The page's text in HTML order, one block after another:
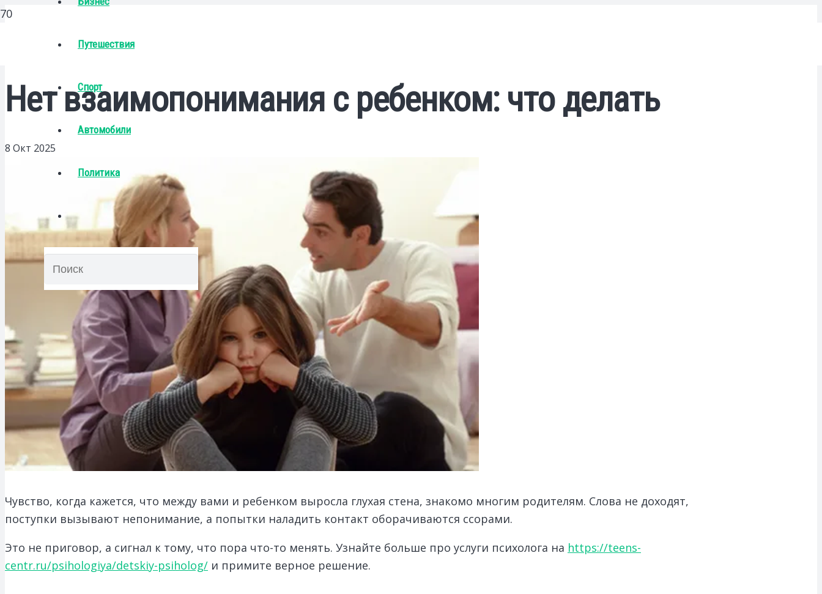
Путешествия
Спорт
Автомобили
Политика
Нет взаимопонимания с ребенком: что делать
8 Окт 2025
Чувство, когда кажется, что между вами и ребенком выросла глухая стена, знакомо многим родителям. Слова не доходят,
поступки вызывают непонимание, а попытки наладить контакт оборачиваются ссорами.
Это не приговор, а сигнал к тому, что пора что-то менять. Узнайте больше про услуги психолога на https://teens-
centr.ru/psihologiya/detskiy-psiholog/ и примите верное решение.